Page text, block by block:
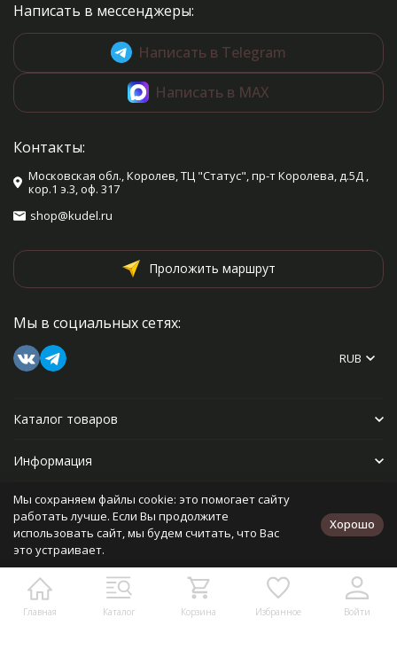
Главная Каталог Корзина Избранное Войти
Написать в мессенджеры:
Написать в Telegram
Написать в MAX
Контакты:
Московская обл., Королев, ТЦ "Статус", пр-т Королева, д.5Д ,
кор.1 э.3, оф. 317
shop@kudel.ru
Проложить маршрут
Мы в социальных сетях:
RUB
Каталог товаров
Информация
Прочее
Политика персональных данных
Разработано в
bodysite.ru
Мы сохраняем файлы cookie: это помогает сайту
работать лучше. Если Вы продолжите
использовать сайт, мы будем считать, что Вас
это устраивает.
Хорошо